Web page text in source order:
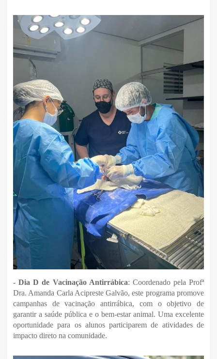
- Dia D de Vacinação Antirrábica: Coordenado pela Profª
Dra. Amanda Carla Acipreste Galvão, este programa promove
campanhas de vacinação antirrábica, com o objetivo de
garantir a saúde pública e o bem-estar animal. Uma excelente
oportunidade para os alunos participarem de atividades de
impacto direto na comunidade.